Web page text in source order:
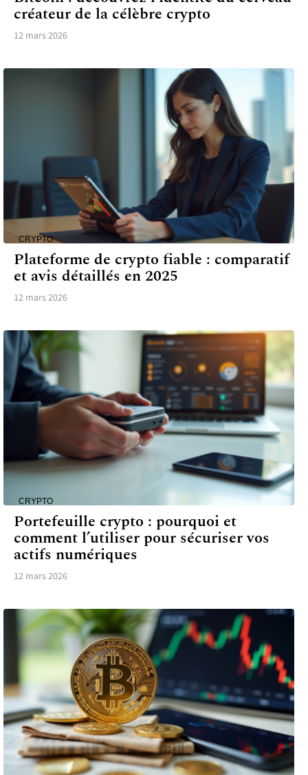
créateur de la célèbre crypto
12 mars 2026
CRYPTO
Plateforme de crypto fiable : comparatif
et avis détaillés en 2025
12 mars 2026
CRYPTO
Portefeuille crypto : pourquoi et
comment l’utiliser pour sécuriser vos
actifs numériques
12 mars 2026